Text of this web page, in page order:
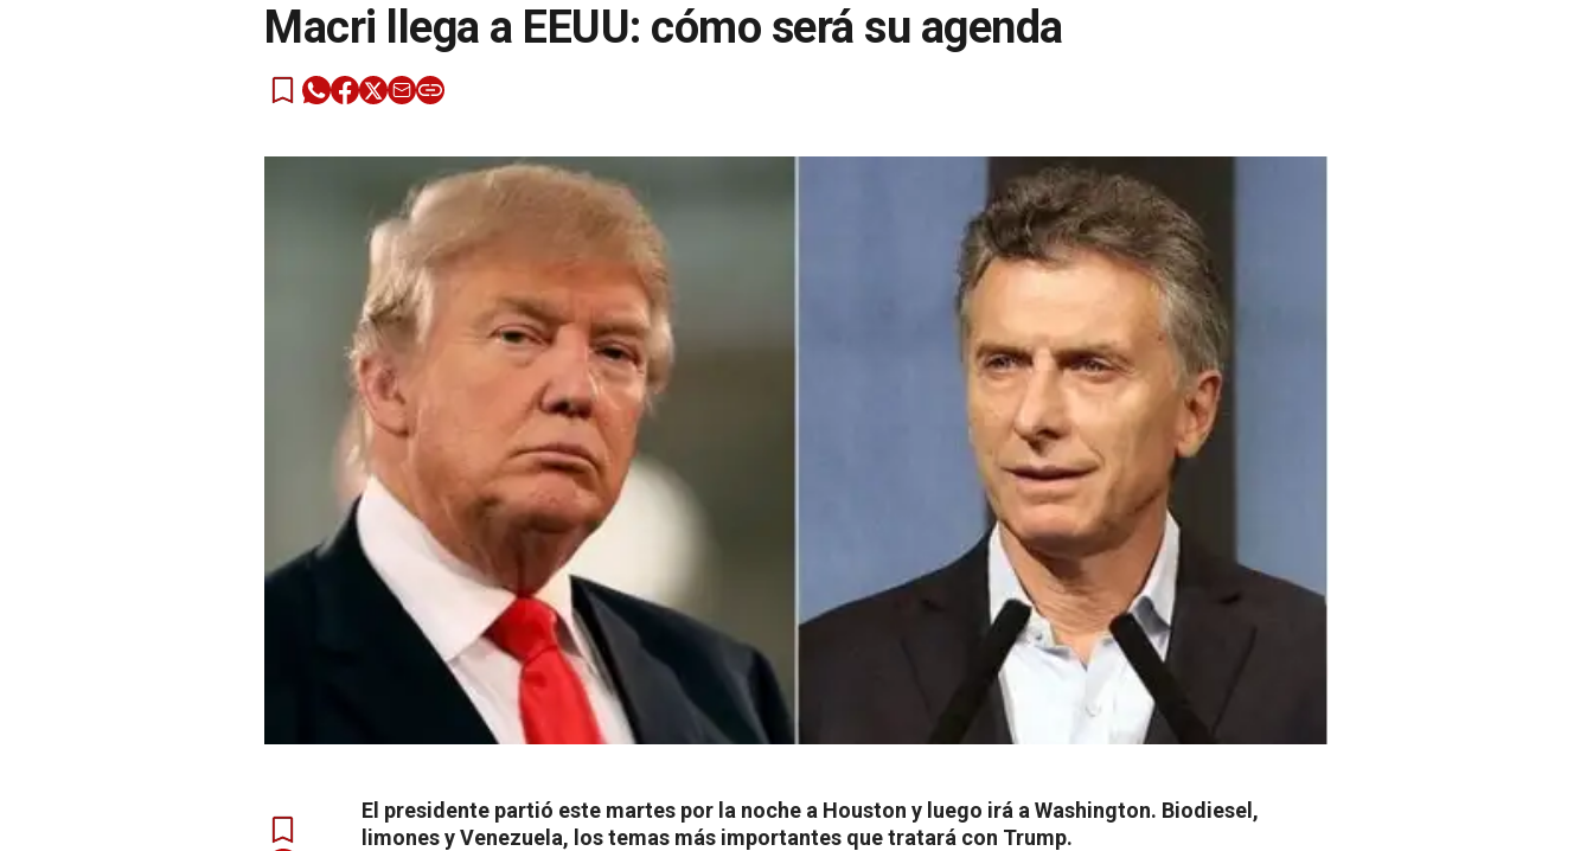
Macri llega a EEUU: cómo será su agenda
El presidente partió este martes por la noche a Houston y luego irá a Washington. Biodiesel,
limones y Venezuela, los temas más importantes que tratará con Trump.